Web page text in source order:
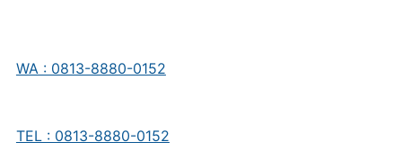
WA : 0813-8880-0152
TEL : 0813-8880-0152